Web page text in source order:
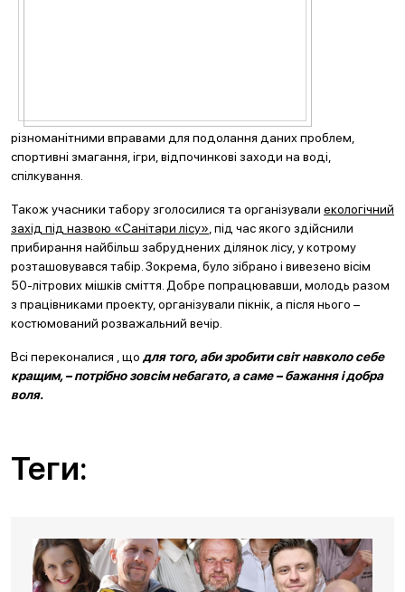
різноманітними вправами для подолання даних проблем,
спортивні змагання, ігри, відпочинкові заходи на воді,
спілкування.
Також учасники табору зголосилися та організували екологічний
захід під назвою «Санітари лісу» , під час якого здійснили
прибирання найбільш забруднених ділянок лісу, у котрому
розташовувався табір. Зокрема, було зібрано і вивезено вісім
50-літрових мішків сміття. Добре попрацювавши, молодь разом
з працівниками проекту, організували пікнік, а після нього –
костюмований розважальний вечір.
Всі переконалися , що для того, аби зробити світ навколо себе
кращим, – потрібно зовсім небагато, а саме – бажання і добра
воля.
Теги: